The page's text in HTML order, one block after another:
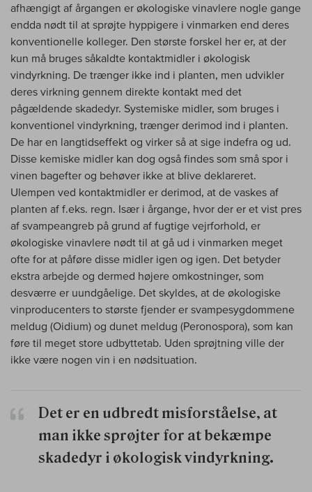
afhængigt af årgangen er økologiske vinavlere nogle gange
endda nødt til at sprøjte hyppigere i vinmarken end deres
konventionelle kolleger. Den største forskel her er, at der
kun må bruges såkaldte kontaktmidler i økologisk
vindyrkning. De trænger ikke ind i planten, men udvikler
deres virkning gennem direkte kontakt med det
pågældende skadedyr. Systemiske midler, som bruges i
konventionel vindyrkning, trænger derimod ind i planten.
De har en langtidseffekt og virker så at sige indefra og ud.
Disse kemiske midler kan dog også findes som små spor i
vinen bagefter og behøver ikke at blive deklareret.
Ulempen ved kontaktmidler er derimod, at de vaskes af
planten af f.eks. regn. Især i årgange, hvor der er et vist pres
af svampeangreb på grund af fugtige vejrforhold, er
økologiske vinavlere nødt til at gå ud i vinmarken meget
ofte for at påføre disse midler igen og igen. Det betyder
ekstra arbejde og dermed højere omkostninger, som
desværre er uundgåelige. Det skyldes, at de økologiske
vinproducenters to største fjender er svampesygdommene
meldug (Oidium) og dunet meldug (Peronospora), som kan
føre til meget store udbyttetab. Uden sprøjtning ville der
ikke være nogen vin i en nødsituation.
Det er en udbredt misforståelse, at
man ikke sprøjter for at bekæmpe
skadedyr i økologisk vindyrkning.